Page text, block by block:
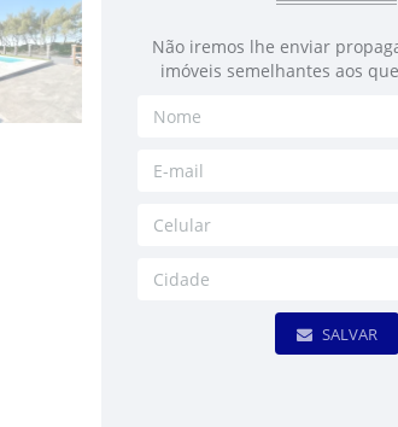
Não iremos lhe enviar
imóveis semelhantes aos
SALVAR